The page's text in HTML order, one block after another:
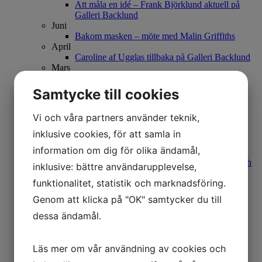
Att måla en idé – Frank Björklund aktuell på
Galleri Backlund
Juni
Bakom masken – möte med Malin Griffiths
April
Caroline af Ugglas tillbaka på Galleri Backlund
Mars
Strååts måleri
Februari
2021
December
Teater Kjell Engman
Oktober
Bland blommor och byggnader – Om Ian Rusth
September
Bland klippor, hav och fjäll – möte med
konstnären Ulla Ohlson
Mats Åkerman – Träffpunkter i den Svagiska
Unionen
Madeleine Pyk
Samtycke till cookies
Vi och våra partners använder teknik,
inklusive cookies, för att samla in
information om dig för olika ändamål,
inklusive: bättre användarupplevelse,
funktionalitet, statistik och marknadsföring.
Genom att klicka på "OK" samtycker du till
dessa ändamål.
Läs mer om vår användning av cookies och